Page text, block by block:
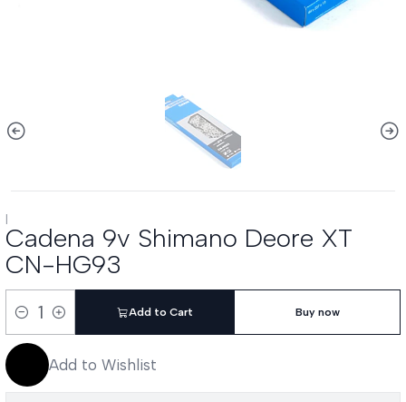
|
Cadena 9v Shimano Deore XT
CN-HG93
Quantity
Add to Cart Buy now
Add to Wishlist